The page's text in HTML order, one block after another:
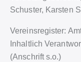
Schuster, Karsten
Vereinsregister:
Inhaltlich
(Anschrift s.o.)